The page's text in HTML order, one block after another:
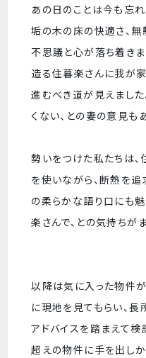
あの日のことは今も忘
垢の木の床の快適さ、無
不思議と心が落ち着き
造る住暮楽さんに我が家
進むべき道が見えまし
くない、との妻の意見も
勢いをつけた私たちは
を使いながら、断熱を
の柔らかな語り口にも
楽さんで、との気持ちが
以降は気に入った物件
に現地を見てもらい、
アドバイスを踏まえて検
超えの物件に手を出し